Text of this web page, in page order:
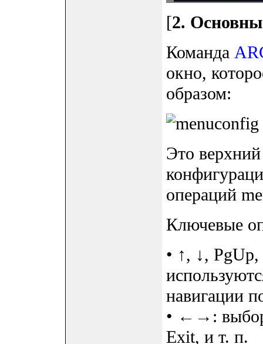
[2.
Команда
окно,
образом:
Это
операций
Ключевые
• ↑, ↓,
навигации
• ←→: выбор
Exit, и т. п.